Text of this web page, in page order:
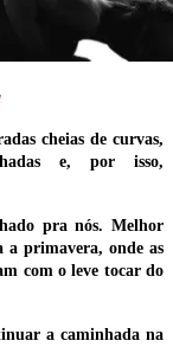
cheias de curvas,
e, por isso,
pra nós. Melhor
a primavera, onde as
com o leve tocar do
a caminhada na